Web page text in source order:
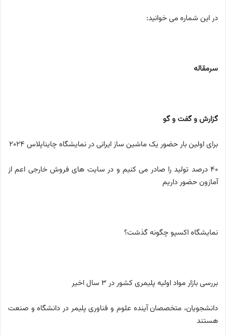
در این شماره می خوانید:
سرمقاله
گزارش و گفت و گو
برای اولین بار حضور یک ماشین ساز ایرانی در نمایشگاه چایناپلاس 2024
40 درصد تولید را صادر می کنیم و در سایت های فروش خارجی اعم از
آمازون حضور داریم
نمایشگاه اکسپو چگونه گذشت؟
بررسی بازار مواد اولیه پلیمری کشور در 3 سال اخیر
دانشجویان، متخصصان آینده علوم و فناوری پلیمر در دانشگاه و صنعت
هستند